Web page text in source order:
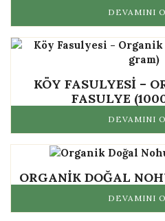
DEVAMINI
KÖY FASULYESI –
FASULYE
DEVAMINI
ORGANIK DOĞAL
DEVAMINI